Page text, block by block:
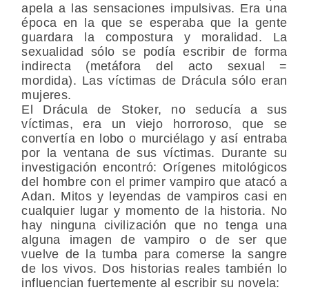
apela a las sensaciones impulsivas. Era una
época en la que se esperaba que la gente
guardara la compostura y moralidad. La
sexualidad sólo se podía escribir de forma
indirecta (metáfora del acto sexual =
mordida). Las víctimas de Drácula sólo eran
mujeres.
El Drácula de Stoker, no seducía a sus
víctimas, era un viejo horroroso, que se
convertía en lobo o murciélago y así entraba
por la ventana de sus víctimas. Durante su
investigación encontró: Orígenes mitológicos
del hombre con el primer vampiro que atacó a
Adan. Mitos y leyendas de vampiros casi en
cualquier lugar y momento de la historia. No
hay ninguna civilización que no tenga una
alguna imagen de vampiro o de ser que
vuelve de la tumba para comerse la sangre
de los vivos. Dos historias reales también lo
influencian fuertemente al escribir su novela: